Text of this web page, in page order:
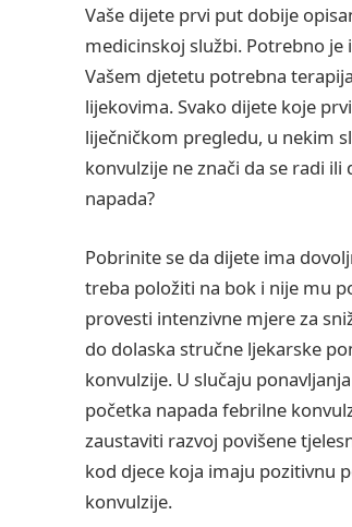
Vaše dijete prvi put dobije
medicinskoj službi. Potrebno
Vašem djetetu potrebna
lijekovima. Svako dijete koje
liječničkom pregledu, u nekim
konvulzije ne znači da se radi
napada?
Pobrinite se da dijete ima
treba položiti na bok i nije mu
provesti intenzivne mjere za
do dolaska stručne ljekarske
konvulzije. U slučaju
početka napada febrilne
zaustaviti razvoj povišene
kod djece koja imaju pozitivnu
konvulzije.